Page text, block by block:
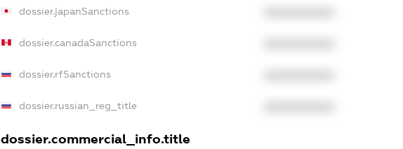
dossier.japanSanctions
dossier.canadaSanctions
dossier.rfSanctions
dossier.russian_reg_title
dossier.commercial_info.title